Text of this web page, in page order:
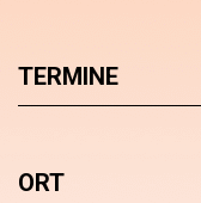
TERMINE
ORT